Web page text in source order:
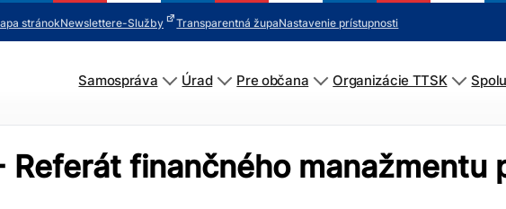
stránokNewslettere-Služby Transparentná župaNastavenie prístupnosti
Samospráva Úrad Pre občana Organizácie TTSK
Referát finančného manažmentu